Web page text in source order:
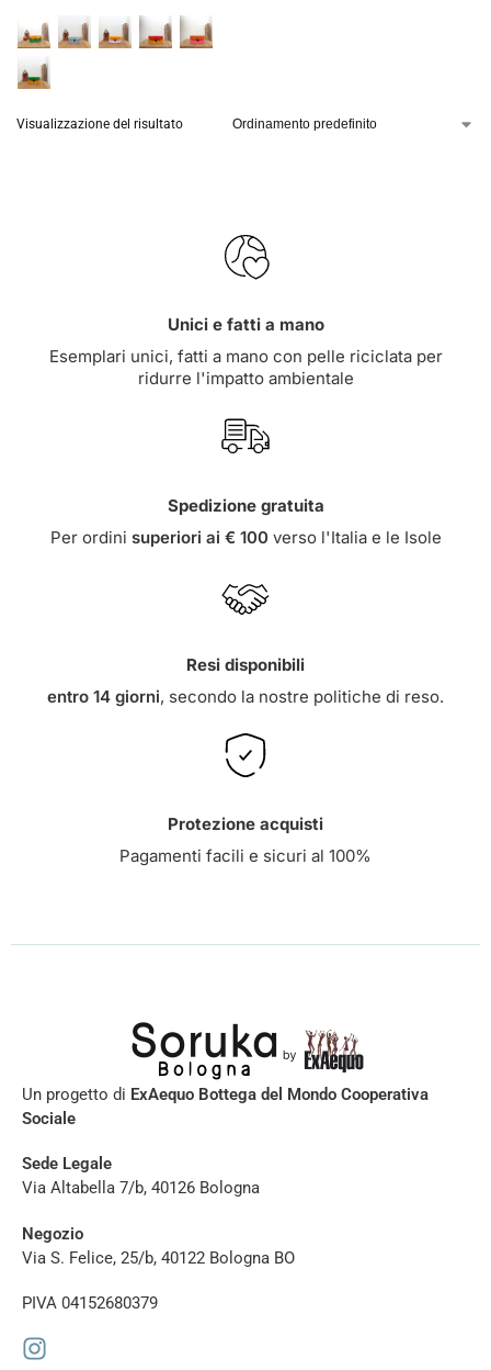
Visualizzazione del risultato
Unici e fatti a mano
Esemplari unici, fatti a mano con pelle riciclata per
ridurre l'impatto ambientale
Spedizione gratuita
Per ordini superiori ai € 100verso l'Italia e le Isole
Resi disponibili
entro 14 giorni, secondo la nostre politiche di reso.
Protezione acquisti
Pagamenti facili e sicuri al 100%
Un progetto di ExAequo Bottega del Mondo Cooperativa
Sociale
Sede Legale
Via Altabella 7/b, 40126 Bologna
Negozio
Via S. Felice, 25/b, 40122 Bologna BO
PIVA 04152680379